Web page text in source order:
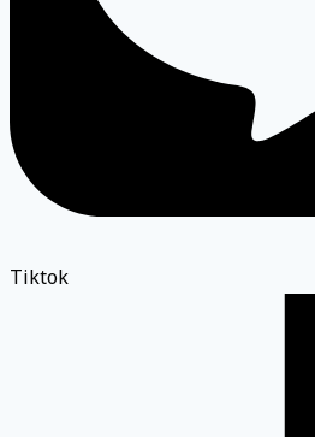
Tiktok